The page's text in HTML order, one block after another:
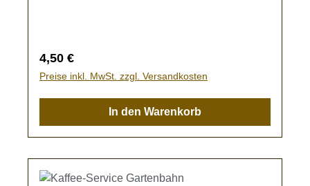
Regulärer Preis:
4,50 €
Preise inkl. MwSt. zzgl. Versandkosten
In den Warenkorb